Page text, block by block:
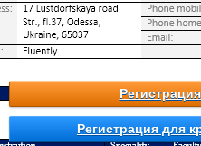
Регистрация для